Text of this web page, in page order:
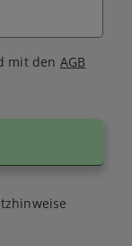
mit den AGB